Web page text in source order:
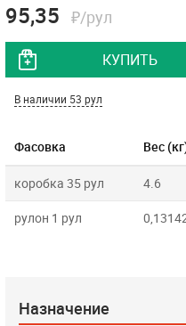
Фасовка Вес
коробка 35 рул 4.6
рулон 1 рул
95,35 ₽/рул
КУПИТЬ
В наличии 53 рул
Назначение